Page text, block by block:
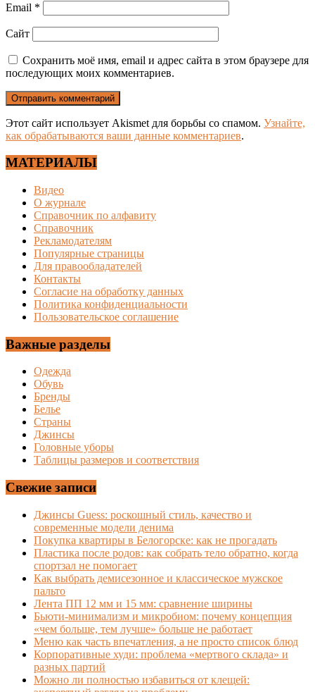
Email *
Сайт
Сохранить моё имя, email и адрес сайта в этом браузере для
последующих моих комментариев.
Этот сайт использует Akismet для борьбы со спамом. Узнайте,
как обрабатываются ваши данные комментариев.
МАТЕРИАЛЫ
Видео
О журнале
Справочник по алфавиту
Справочник
Рекламодателям
Популярные страницы
Для правообладателей
Контакты
Согласие на обработку данных
Политика конфиденциальности
Пользовательское соглашение
Важные разделы
Одежда
Обувь
Бренды
Белье
Страны
Джинсы
Головные уборы
Таблицы размеров и соответствия
Свежие записи
Джинсы Guess: роскошный стиль, качество и
современные модели денима
Покупка квартиры в Белогорске: как не прогадать
Пластика после родов: как собрать тело обратно, когда
спортзал не помогает
Как выбрать демисезонное и классическое мужское
пальто
Лента ПП 12 мм и 15 мм: сравнение ширины
Бьюти-минимализм и микробиом: почему концепция
«чем больше, тем лучше» больше не работает
Меню как часть впечатления, а не просто список блюд
Корпоративные худи: проблема «мертвого склада» и
разных партий
Можно ли полностью избавиться от клещей: